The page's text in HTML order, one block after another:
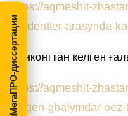
https://aqmeshit-
stwdentter-arasynda-
Гонконгтан келген
https://aqmeshit-
kelgen-ghalymdar-
МегаПРО-диссертации